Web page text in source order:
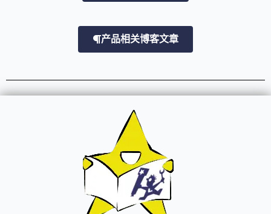
产品相关博客文章